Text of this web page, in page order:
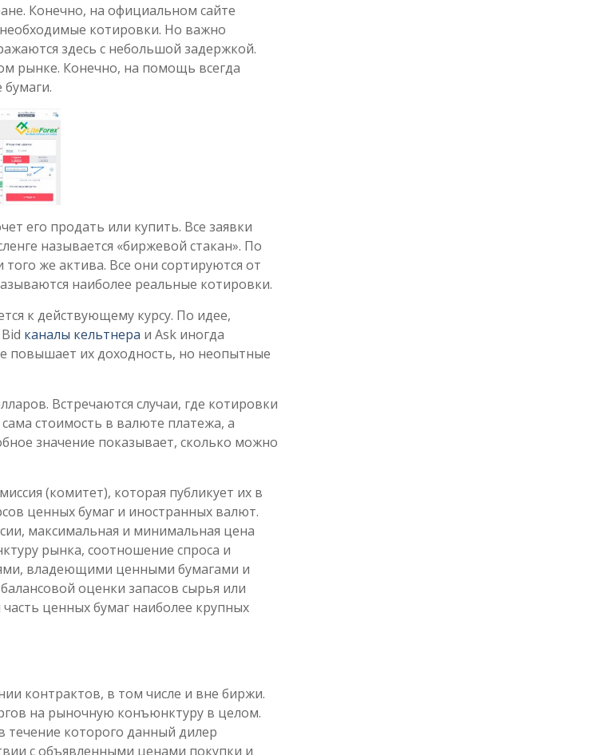
Конечно, на официальном сайте
котировки. Но важно
здесь с небольшой задержкой.
рынке. Конечно, на помощь всегда
его продать или купить. Все заявки
называется «биржевой стакан». По
же актива. Все они сортируются от
наиболее реальные котировки.
к действующему курсу. По идее,
каналы кельтнера и Ask иногда
повышает их доходность, но неопытные
Встречаются случаи, где котировки
стоимость в валюте платежа, а
значение показывает, сколько можно
(комитет), которая публикует их в
ценных бумаг и иностранных валют.
максимальная и минимальная цена
рынка, соотношение спроса и
владеющими ценными бумагами и
оценки запасов сырья или
ценных бумаг наиболее крупных
контрактов, в том числе и вне биржи.
на рыночную конъюнктуру в целом.
течение которого данный дилер
с объявленными ценами покупки и